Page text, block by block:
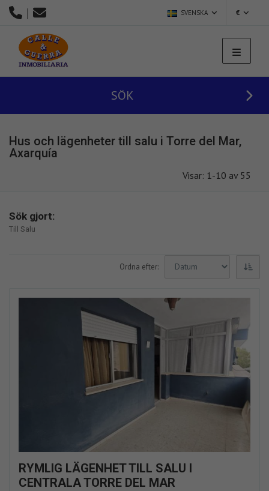
| SVENSKA €
SÖK
Hus och lägenheter till salu i Torre del Mar,
Axarquía
Visar: 1-10 av 55
Sök gjort:
Till Salu
Ordna efter:
RYMLIG LÄGENHET TILL SALU I
CENTRALA TORRE DEL MAR